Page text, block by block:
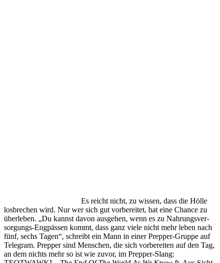
Es reicht nicht, zu wissen, dass die Hölle
losbrechen wird. Nur wer sich gut vorbe­reitet, hat eine Chance zu
überleben. „Du kannst davon ausgehen, wenn es zu Nahrungs­ver­
sor­gungs-Engpässen kommt, dass ganz viele nicht mehr leben nach
fünf, sechs Tagen“, schreibt ein Mann in einer Prepper-Gruppe auf
Telegram. Prepper sind Menschen, die sich vorbe­reiten auf den Tag,
an dem nichts mehr so ist wie zuvor, im Prepper-Slang: